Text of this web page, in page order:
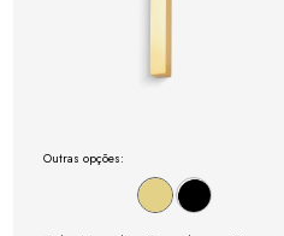
Outras opções: